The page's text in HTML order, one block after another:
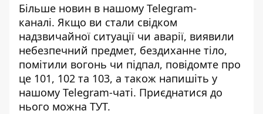
Більше новин в нашому Telegram-
каналі. Якщо ви стали свідком
надзвичайної ситуації чи аварії, виявили
небезпечний предмет, бездиханне тіло,
помітили вогонь чи підпал, повідомте про
це 101, 102 та 103, а також напишіть у
нашому Telegram-чаті. Приєднатися до
нього можна ТУТ.